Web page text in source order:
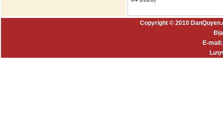
Copyright © 2010
E-